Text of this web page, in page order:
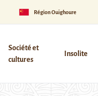
Région Ouïghoure
Société et
cultures
Insolite